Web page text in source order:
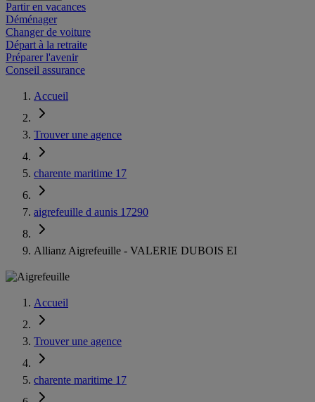
Partir en vacances
Déménager
Changer de voiture
Départ à la retraite
Préparer l'avenir
Conseil assurance
Accueil
Trouver une agence
charente maritime 17
aigrefeuille d aunis 17290
Allianz Aigrefeuille - VALERIE DUBOIS EI
Accueil
Trouver une agence
charente maritime 17